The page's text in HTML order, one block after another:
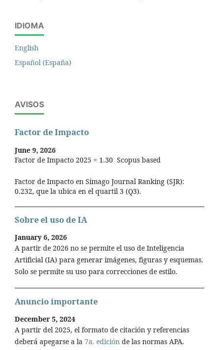
IDIOMA
English
Español (España)
AVISOS
Factor de Impacto
June 9, 2026
Factor de Impacto 2025 = 1.30 Scopus based
Factor de Impacto en Simago Journal Ranking (SJR):
0.232, que la ubica en el quartil 3 (Q3).
Sobre el uso de IA
January 6, 2026
A partir de 2026 no se permite el uso de Inteligencia
Artificial (IA) para generar imágenes, figuras y esquemas.
Solo se permite su uso para correcciones de estilo.
Anuncio importante
December 5, 2024
A partir del 2025, el formato de citación y referencias
deberá apegarse a la 7a. edición de las normas APA.